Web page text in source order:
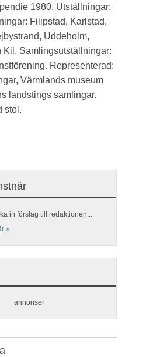
1980. Utställningar:
Filipstad, Karlstad,
Uddeholm,
Kil. Samlingsutställningar:
Representerad:
Värmlands museum
landstings samlingar.
stol.
in förslag till redaktionen...
»
annonser